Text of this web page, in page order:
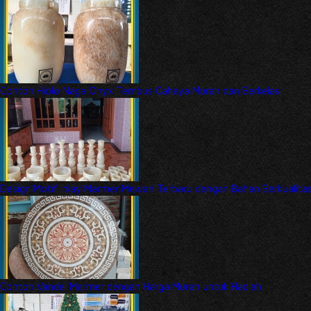
Contoh Hiolo Naga Onyx Tembus Cahaya Murah dan Berkelas
Design Motif Inlay Marmer Mewah Terbaru dengan Bahan
Contoh Vandel Marmer dengan Harga Murah untuk Hadiah